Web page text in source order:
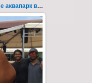
Columbia Pictures Aquaverse аквапарк в Паттайе 249
- новый
Паттайе.
после